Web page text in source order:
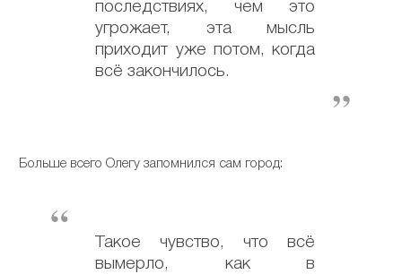
последствиях, чем это
угрожает, эта мысль
приходит уже потом, когда
всё закончилось.
Больше всего Олегу запомнился сам город:
Такое чувство, что всё
вымерло, как в